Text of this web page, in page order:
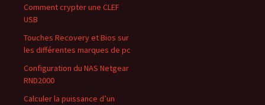
Comment crypter une CLEF
USB
Touches Recovery et Bios sur
les différentes marques de pc
Configuration du NAS Netgear
RND2000
Calculer la puissance d’un